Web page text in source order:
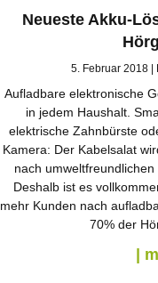
Neueste Akku-
5. Februar 2018
Aufladbare elektronische
in jedem Haushalt.
elektrische Zahnbürste
Kamera: Der Kabelsalat
nach
Deshalb ist es
mehr Kunden nach
70% der
|